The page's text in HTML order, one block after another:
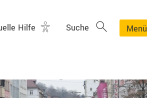
Hilfe Suche Menü